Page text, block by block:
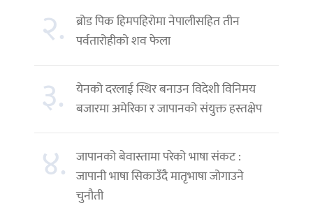
२. ब्रोड पिक हिमपहिरोमा नेपालीसहित तीन
पर्वतारोहीको शव फेला
३.
येनको दरलाई स्थिर बनाउन विदेशी विनिमय
बजारमा अमेरिका र जापानको संयुक्त हस्तक्षेप
४. जापानको बेवास्तामा परेको भाषा संकट :
जापानी भाषा सिकाउँदै मातृभाषा जोगाउने
चुनौती